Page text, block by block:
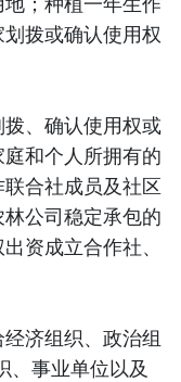
拨或确认使用权
、确认使用权或
和个人所拥有的
合社成员及社区
公司稳定承包的
资成立合作社、
济组织、政治组
、事业单位以及